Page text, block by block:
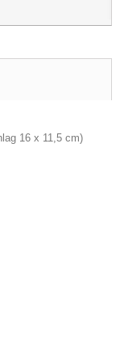
16 x 11,5 cm)